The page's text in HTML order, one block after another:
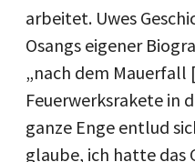
arbeitet. Uwes
Osangs eigener
„nach dem
Feuerwerksrakete in
ganze Enge entlud
glaube, ich hatte das